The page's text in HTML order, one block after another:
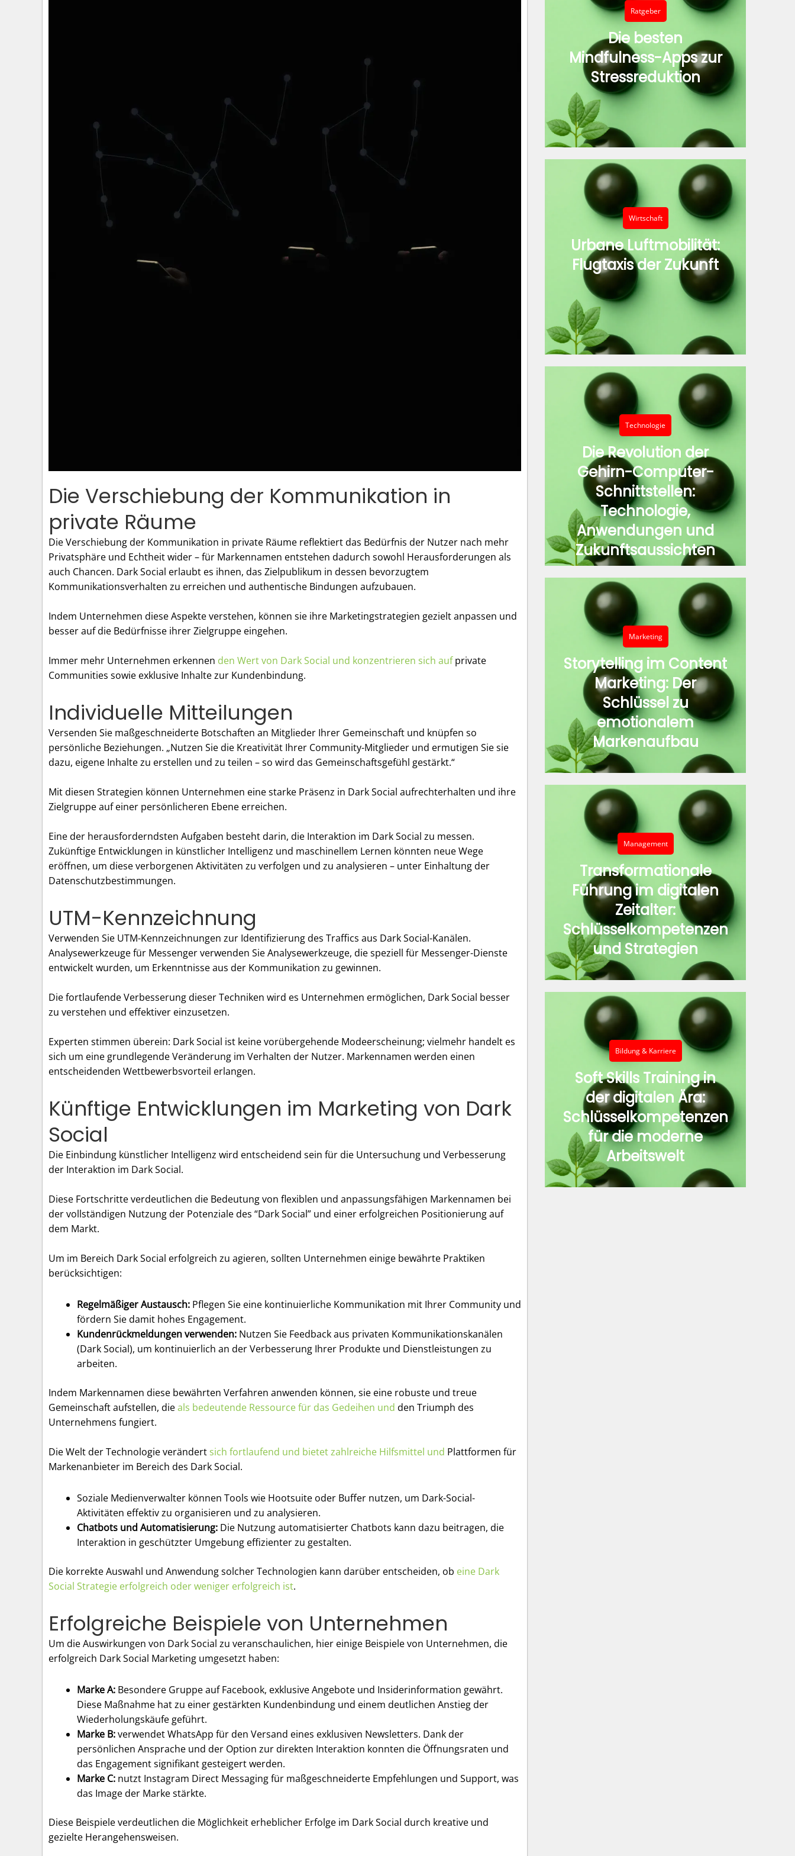
Die Verschiebung der Kommunikation in
private Räume
Die Verschiebung der Kommunikation in private Räume reflektiert das Bedürfnis der Nutzer nach mehr
Privatsphäre und Echtheit wider – für Markennamen entstehen dadurch sowohl Herausforderungen als
auch Chancen. Dark Social erlaubt es ihnen, das Zielpublikum in dessen bevorzugtem
Kommunikationsverhalten zu erreichen und authentische Bindungen aufzubauen.
Indem Unternehmen diese Aspekte verstehen, können sie ihre Marketingstrategien gezielt anpassen und
besser auf die Bedürfnisse ihrer Zielgruppe eingehen.
Immer mehr Unternehmen erkennen den Wert von Dark Social und konzentrieren sich aufprivate
Communities sowie exklusive Inhalte zur Kundenbindung.
Individuelle Mitteilungen
Versenden Sie maßgeschneiderte Botschaften an Mitglieder Ihrer Gemeinschaft und knüpfen so
persönliche Beziehungen. „Nutzen Sie die Kreativität Ihrer Community-Mitglieder und ermutigen Sie sie
dazu, eigene Inhalte zu erstellen und zu teilen – so wird das Gemeinschaftsgefühl gestärkt.“
Mit diesen Strategien können Unternehmen eine starke Präsenz in Dark Social aufrechterhalten und ihre
Zielgruppe auf einer persönlicheren Ebene erreichen.
Eine der herausforderndsten Aufgaben besteht darin, die Interaktion im Dark Social zu messen.
Zukünftige Entwicklungen in künstlicher Intelligenz und maschinellem Lernen könnten neue Wege
eröffnen, um diese verborgenen Aktivitäten zu verfolgen und zu analysieren – unter Einhaltung der
Datenschutzbestimmungen.
UTM-Kennzeichnung
Verwenden Sie UTM-Kennzeichnungen zur Identifizierung des Traffics aus Dark Social-Kanälen.
Analysewerkzeuge für Messenger verwenden Sie Analysewerkzeuge, die speziell für Messenger-Dienste
entwickelt wurden, um Erkenntnisse aus der Kommunikation zu gewinnen.
Die fortlaufende Verbesserung dieser Techniken wird es Unternehmen ermöglichen, Dark Social besser
zu verstehen und effektiver einzusetzen.
Experten stimmen überein: Dark Social ist keine vorübergehende Modeerscheinung; vielmehr handelt es
sich um eine grundlegende Veränderung im Verhalten der Nutzer. Markennamen werden einen
entscheidenden Wettbewerbsvorteil erlangen.
Künftige Entwicklungen im Marketing von Dark
Social
Die Einbindung künstlicher Intelligenz wird entscheidend sein für die Untersuchung und Verbesserung
der Interaktion im Dark Social.
Diese Fortschritte verdeutlichen die Bedeutung von flexiblen und anpassungsfähigen Markennamen bei
der vollständigen Nutzung der Potenziale des “Dark Social” und einer erfolgreichen Positionierung auf
dem Markt.
Um im Bereich Dark Social erfolgreich zu agieren, sollten Unternehmen einige bewährte Praktiken
berücksichtigen:
Regelmäßiger Austausch: Pflegen Sie eine kontinuierliche Kommunikation mit Ihrer Community und
fördern Sie damit hohes Engagement.
Kundenrückmeldungen verwenden: Nutzen Sie Feedback aus privaten Kommunikationskanälen
(Dark Social), um kontinuierlich an der Verbesserung Ihrer Produkte und Dienstleistungen zu
arbeiten.
Indem Markennamen diese bewährten Verfahren anwenden können, sie eine robuste und treue
Gemeinschaft aufstellen, dieals bedeutende Ressource für das Gedeihen und den Triumph des
Unternehmens fungiert.
Die Welt der Technologie verändertsich fortlaufend und bietet zahlreiche Hilfsmittel und Plattformen für
Markenanbieter im Bereich des Dark Social.
Soziale Medienverwalter können Tools wie Hootsuite oder Buffer nutzen, um Dark-Social-
Aktivitäten effektiv zu organisieren und zu analysieren.
Chatbots und Automatisierung: Die Nutzung automatisierter Chatbots kann dazu beitragen, die
Interaktion in geschützter Umgebung effizienter zu gestalten.
Die korrekte Auswahl und Anwendung solcher Technologien kann darüber entscheiden, ob eine Dark
Social Strategie erfolgreich oder weniger erfolgreich ist.
Erfolgreiche Beispiele von Unternehmen
Um die Auswirkungen von Dark Social zu veranschaulichen, hier einige Beispiele von Unternehmen, die
erfolgreich Dark Social Marketing umgesetzt haben:
Marke A: Besondere Gruppe auf Facebook, exklusive Angebote und Insiderinformation gewährt.
Diese Maßnahme hat zu einer gestärkten Kundenbindung und einem deutlichen Anstieg der
Wiederholungskäufe geführt.
Marke B:verwendet WhatsApp für den Versand eines exklusiven Newsletters. Dank der
persönlichen Ansprache und der Option zur direkten Interaktion konnten die Öffnungsraten und
das Engagement signifikant gesteigert werden.
Marke C: nutzt Instagram Direct Messaging für maßgeschneiderte Empfehlungen und Support, was
das Image der Marke stärkte.
Diese Beispiele verdeutlichen die Möglichkeit erheblicher Erfolge im Dark Social durch kreative und
gezielte Herangehensweisen.
Ratgeber
Die besten
Mindfulness-Apps zur
Stressreduktion
Wirtschaft
Urbane Luftmobilität:
Flugtaxis der Zukunft
Technologie
Die Revolution der
Gehirn-Computer-
Schnittstellen:
Technologie,
Anwendungen und
Zukunftsaussichten
Marketing
Storytelling im Content
Marketing: Der
Schlüssel zu
emotionalem
Markenaufbau
Management
Transformationale
Führung im digitalen
Zeitalter:
Schlüsselkompetenzen
und Strategien
Bildung & Karriere
Soft Skills Training in
der digitalen Ära:
Schlüsselkompetenzen
für die moderne
Arbeitswelt